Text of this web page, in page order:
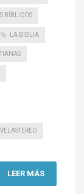
BÍBLICOS
LA BIBLIA
LEER MÁS